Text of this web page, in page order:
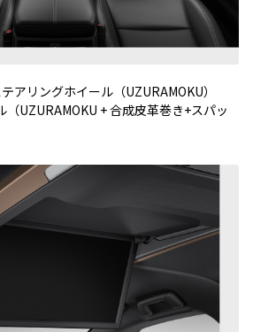
アリングホイール（UZURAMOKU）
UZURAMOKU + 合成皮革巻き+スパッ